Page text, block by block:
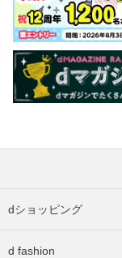
dショッピング
d fashion